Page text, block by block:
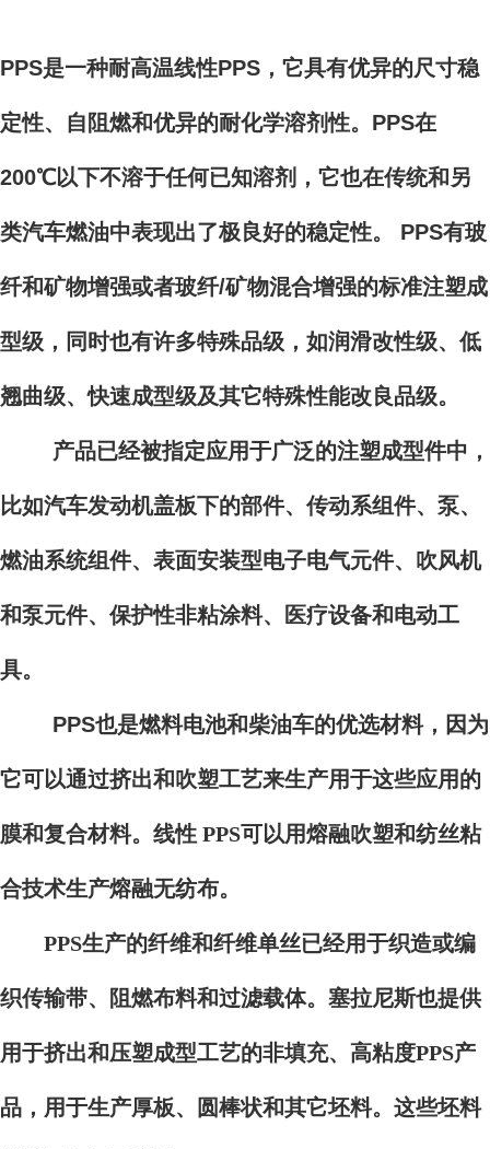
PPS是一种耐高温线性PPS，它具有优异的尺寸稳
定性、自阻燃和优异的耐化学溶剂性。PPS在
200℃以下不溶于任何已知溶剂，它也在传统和另
类汽车燃油中表现出了极良好的稳定性。 PPS有玻
纤和矿物增强或者玻纤/矿物混合增强的标准注塑成
型级，同时也有许多特殊品级，如润滑改性级、低
翘曲级、快速成型级及其它特殊性能改良品级。
产品已经被指定应用于广泛的注塑成型件中，
比如汽车发动机盖板下的部件、传动系组件、泵、
燃油系统组件、表面安装型电子电气元件、吹风机
和泵元件、保护性非粘涂料、医疗设备和电动工
具。
PPS也是燃料电池和柴油车的优选材料，因为
它可以通过挤出和吹塑工艺来生产用于这些应用的
膜和复合材料。 线性 PPS可以用熔融吹塑和纺丝粘
合技术生产熔融无纺布。
PPS生产的纤维和纤维单丝已经用于织造或编
织传输带、阻燃布料和过滤载体。塞拉尼斯也提供
用于挤出和压塑成型工艺的非填充、高粘度PPS产
品，用于生产厚板、圆棒状和其它坯料。这些坯料